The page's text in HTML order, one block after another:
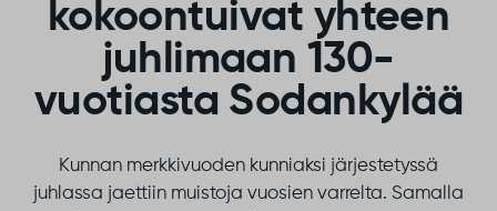
kokoontuivat yhteen
juhlimaan 130-
vuotiasta Sodankylää
Kunnan merkkivuoden kunniaksi järjestetyssä
juhlassa jaettiin muistoja vuosien varrelta. Samalla